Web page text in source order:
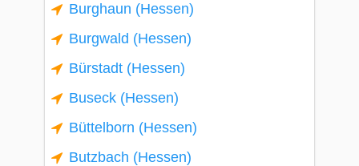
Burghaun (Hessen)
Burgwald (Hessen)
Bürstadt (Hessen)
Buseck (Hessen)
Büttelborn (Hessen)
Butzbach (Hessen)